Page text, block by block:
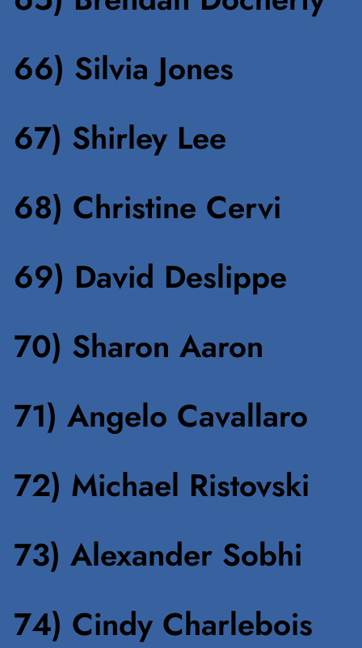
66) Silvia Jones
67) Shirley Lee
68) Christine Cervi
69) David Deslippe
70) Sharon Aaron
71) Angelo Cavallaro
72) Michael Ristovski
73) Alexander Sobhi
74) Cindy Charlebois